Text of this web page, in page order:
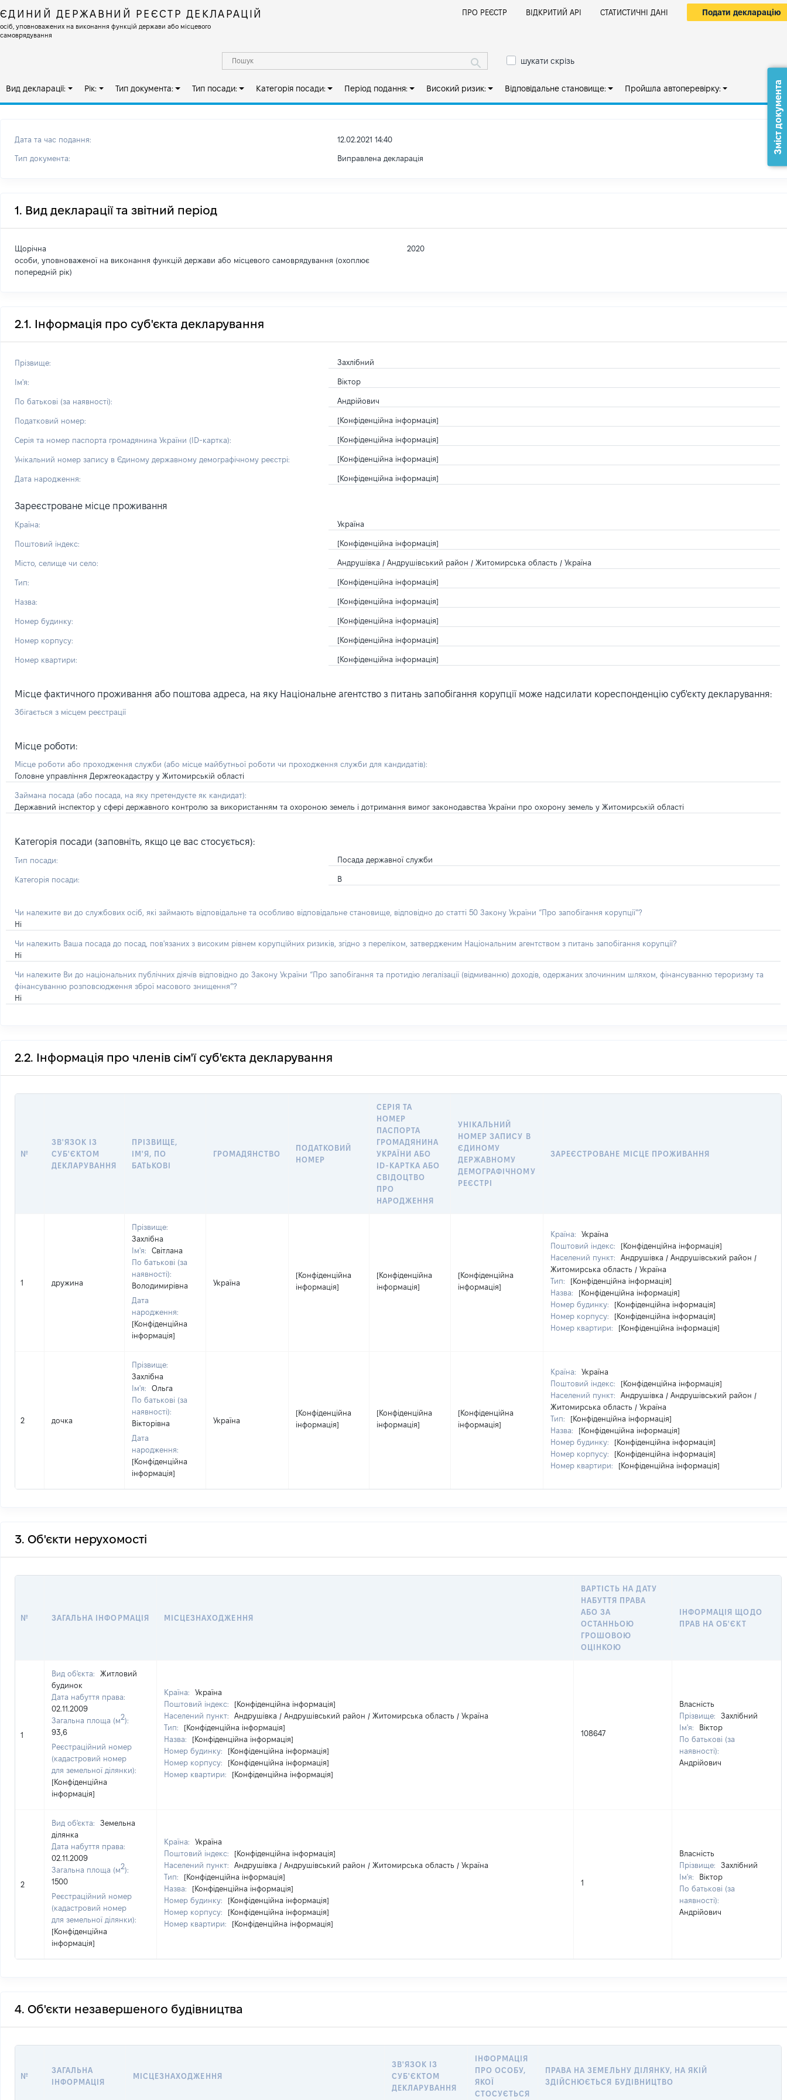
ЄДИНИЙ ДЕРЖАВНИЙ РЕЄСТР ДЕКЛАРАЦІЙ
осіб, уповноважених на виконання функцій держави або місцевого
самоврядування
ПРО РЕЄСТР ВІДКРИТИЙ АРІ СТАТИСТИЧНІ ДАНІ Подати декларацію
шукати скрізь
Вид декларації: Рік: Тип документа: Тип посади: Категорія посади: Період подання: Високий ризик: Відповідальне становище: Пройшла автоперевірку:
Дата та час подання: 12.02.2021 14:40
Тип документа: Виправлена декларація
1. Вид декларації та звітний період
Щорічна
особи, уповноваженої на виконання функцій держави або місцевого самоврядування (охоплює
попередній рік)
2020
2.1. Інформація про суб'єкта декларування
Прізвище: Захлібний
Ім'я: Віктор
По батькові (за наявності): Андрійович
Податковий номер: [Конфіденційна інформація]
Серія та номер паспорта громадянина України (ID-картка): [Конфіденційна інформація]
Унікальний номер запису в Єдиному державному демографічному реєстрі: [Конфіденційна інформація]
Дата народження: [Конфіденційна інформація]
Зареєстроване місце проживання
Країна: Україна
Поштовий індекс: [Конфіденційна інформація]
Місто, селище чи село: Андрушівка / Андрушівський район / Житомирська область / Україна
Тип: [Конфіденційна інформація]
Назва: [Конфіденційна інформація]
Номер будинку: [Конфіденційна інформація]
Номер корпусу: [Конфіденційна інформація]
Номер квартири: [Конфіденційна інформація]
Місце фактичного проживання або поштова адреса, на яку Національне агентство з питань запобігання корупції може надсилати кореспонденцію суб'єкту декларування:
Збігається з місцем реєстрації
Місце роботи:
Місце роботи або проходження служби (або місце майбутньої роботи чи проходження служби для кандидатів):
Головне управління Держгеокадастру у Житомирській області
Займана посада (або посада, на яку претендуєте як кандидат):
Державний інспектор у сфері державного контролю за використанням та охороною земель і дотримання вимог законодавства України про охорону земель у Житомирській області
Категорія посади (заповніть, якщо це вас стосується):
Тип посади: Посада державної служби
Категорія посади: В
Чи належите ви до службових осіб, які займають відповідальне та особливо відповідальне становище, відповідно до статті 50 Закону України “Про запобігання корупції”?
Ні
Чи належить Ваша посада до посад, пов'язаних з високим рівнем корупційних ризиків, згідно з переліком, затвердженим Національним агентством з питань запобігання корупції?
Ні
Чи належите Ви до національних публічних діячів відповідно до Закону України “Про запобігання та протидію легалізації (відмиванню) доходів, одержаних злочинним шляхом, фінансуванню тероризму та
фінансуванню розповсюдження зброї масового знищення”?
Ні
2.2. Інформація про членів сім'ї суб'єкта декларування
№
ЗВ'ЯЗОК ІЗ
СУБ'ЄКТОМ
ДЕКЛАРУВАННЯ
ПРІЗВИЩЕ,
ІМ'Я, ПО
БАТЬКОВІ
ГРОМАДЯНСТВО
ПОДАТКОВИЙ
НОМЕР
СЕРІЯ ТА
НОМЕР
ПАСПОРТА
ГРОМАДЯНИНА
УКРАЇНИ АБО
ID-КАРТКА АБО
СВІДОЦТВО
ПРО
НАРОДЖЕННЯ
УНІКАЛЬНИЙ
НОМЕР ЗАПИСУ В
ЄДИНОМУ
ДЕРЖАВНОМУ
ДЕМОГРАФІЧНОМУ
РЕЄСТРІ
ЗАРЕЄСТРОВАНЕ МІСЦЕ ПРОЖИВАННЯ
1 дружина
Прізвище:
Захлібна
Ім'я:
Світлана
По батькові (за
наявності):
Володимирівна
Дата
народження:
[Конфіденційна
інформація]
Україна
[Конфіденційна
інформація]
[Конфіденційна
інформація]
[Конфіденційна
інформація]
Країна:
Україна
Поштовий індекс:
[Конфіденційна інформація]
Населений пункт:
Андрушівка / Андрушівський район /
Житомирська область / Україна
Тип:
[Конфіденційна інформація]
Назва:
[Конфіденційна інформація]
Номер будинку:
[Конфіденційна інформація]
Номер корпусу:
[Конфіденційна інформація]
Номер квартири:
[Конфіденційна інформація]
2 дочка
Прізвище:
Захлібна
Ім'я:
Ольга
По батькові (за
наявності):
Вікторівна
Дата
народження:
[Конфіденційна
інформація]
Україна
[Конфіденційна
інформація]
[Конфіденційна
інформація]
[Конфіденційна
інформація]
Країна:
Україна
Поштовий індекс:
[Конфіденційна інформація]
Населений пункт:
Андрушівка / Андрушівський район /
Житомирська область / Україна
Тип:
[Конфіденційна інформація]
Назва:
[Конфіденційна інформація]
Номер будинку:
[Конфіденційна інформація]
Номер корпусу:
[Конфіденційна інформація]
Номер квартири:
[Конфіденційна інформація]
3. Об'єкти нерухомості
№ ЗАГАЛЬНА ІНФОРМАЦІЯ МІСЦЕЗНАХОДЖЕННЯ
ВАРТІСТЬ НА ДАТУ
НАБУТТЯ ПРАВА
АБО ЗА
ОСТАННЬОЮ
ГРОШОВОЮ
ОЦІНКОЮ
ІНФОРМАЦІЯ ЩОДО
ПРАВ НА ОБ'ЄКТ
1
Вид об'єкта:
Житловий
будинок
Дата набуття права:
02.11.2009
Загальна площа (м2):
93,6
Реєстраційний номер
(кадастровий номер
для земельної ділянки):
[Конфіденційна
інформація]
Країна:
Україна
Поштовий індекс:
[Конфіденційна інформація]
Населений пункт:
Андрушівка / Андрушівський район / Житомирська область / Україна
Тип:
[Конфіденційна інформація]
Назва:
[Конфіденційна інформація]
Номер будинку:
[Конфіденційна інформація]
Номер корпусу:
[Конфіденційна інформація]
Номер квартири:
[Конфіденційна інформація]
108647
Власність
Прізвище:
Захлібний
Ім'я:
Віктор
По батькові (за
наявності):
Андрійович
2
Вид об'єкта:
Земельна
ділянка
Дата набуття права:
02.11.2009
Загальна площа (м2):
1500
Реєстраційний номер
(кадастровий номер
для земельної ділянки):
[Конфіденційна
інформація]
Країна:
Україна
Поштовий індекс:
[Конфіденційна інформація]
Населений пункт:
Андрушівка / Андрушівський район / Житомирська область / Україна
Тип:
[Конфіденційна інформація]
Назва:
[Конфіденційна інформація]
Номер будинку:
[Конфіденційна інформація]
Номер корпусу:
[Конфіденційна інформація]
Номер квартири:
[Конфіденційна інформація]
1
Власність
Прізвище:
Захлібний
Ім'я:
Віктор
По батькові (за
наявності):
Андрійович
4. Об'єкти незавершеного будівництва
№
ЗАГАЛЬНА
ІНФОРМАЦІЯ
МІСЦЕЗНАХОДЖЕННЯ
ЗВ'ЯЗОК ІЗ
СУБ'ЄКТОМ
ДЕКЛАРУВАННЯ
ІНФОРМАЦІЯ
ПРО ОСОБУ,
ЯКОЇ
СТОСУЄТЬСЯ
ПРАВА НА ЗЕМЕЛЬНУ ДІЛЯНКУ, НА ЯКІЙ
ЗДІЙСНЮЄТЬСЯ БУДІВНИЦТВО
Зміст документа